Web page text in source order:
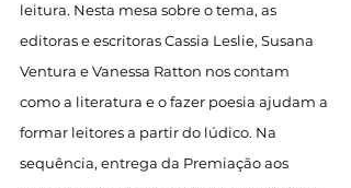
leitura. Nesta mesa sobre o tema, as
editoras e escritoras Cassia Leslie, Susana
Ventura e Vanessa Ratton nos contam
como a literatura e o fazer poesia ajudam a
formar leitores a partir do lúdico. Na
sequência, entrega da Premiação aos